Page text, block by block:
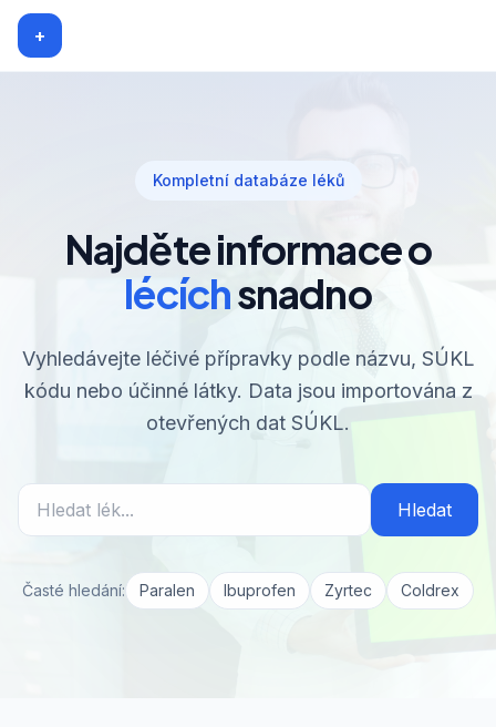
+
Kompletní databáze léků
Najděte informace o
lécíchsnadno
Vyhledávejte léčivé přípravky podle názvu, SÚKL
kódu nebo účinné látky. Data jsou importována z
otevřených dat SÚKL.
Hledat
Časté hledání: Paralen Ibuprofen Zyrtec Coldrex